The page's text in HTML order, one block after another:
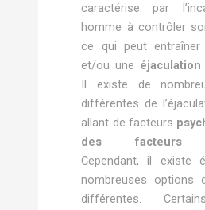
caractérise par
homme à contrôler
ce qui peut
et/ou une
Il existe de
différentes de
allant de facteurs
des facteurs
Cependant, il existe
nombreuses options
différentes.